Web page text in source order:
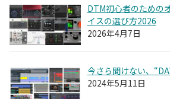
DTM初心者のための
イスの選び方2026
2026年4月7日
今さら聞けない、
2024年5月11日